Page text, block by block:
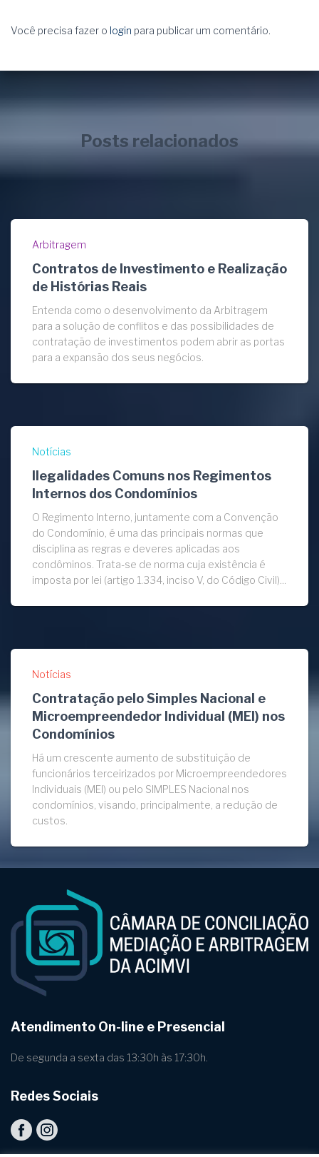
Você precisa fazer o login para publicar um comentário.
Posts relacionados
Arbitragem
Contratos de Investimento e Realização
de Histórias Reais
Entenda como o desenvolvimento da Arbitragem
para a solução de conflitos e das possibilidades de
contratação de investimentos podem abrir as portas
para a expansão dos seus negócios.
Notícias
Ilegalidades Comuns nos Regimentos
Internos dos Condomínios
O Regimento Interno, juntamente com a Convenção
do Condomínio, é uma das principais normas que
disciplina as regras e deveres aplicadas aos
condôminos. Trata-se de norma cuja existência é
imposta por lei (artigo 1.334, inciso V, do Código Civil)...
Notícias
Contratação pelo Simples Nacional e
Microempreendedor Individual (MEI) nos
Condomínios
Há um crescente aumento de substituição de
funcionários terceirizados por Microempreendedores
Individuais (MEI) ou pelo SIMPLES Nacional nos
condomínios, visando, principalmente, a redução de
custos.
Atendimento On-line e Presencial
De segunda a sexta das 13:30h às 17:30h.
Redes Sociais